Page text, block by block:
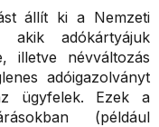
állít ki a Nemzeti
akik adókártyájuk
illetve névváltozás
adóigazolványt
ügyfelek. Ezek a
(például